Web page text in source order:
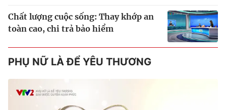
Chất lượng cuộc sống: Thay khớp an
toàn cao, chi trả bảo hiểm
PHỤ NỮ LÀ ĐỂ YÊU THƯƠNG